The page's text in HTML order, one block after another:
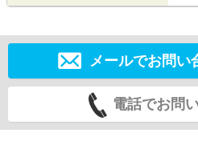
メールでお問い
電話でお問